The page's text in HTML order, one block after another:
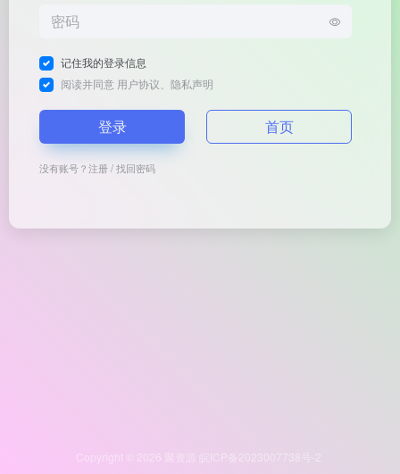
记住我的登录信息
阅读并同意 用户协议 隐私声明
登录 首页
没有账号？注册/找回密码
Copyright © 2026